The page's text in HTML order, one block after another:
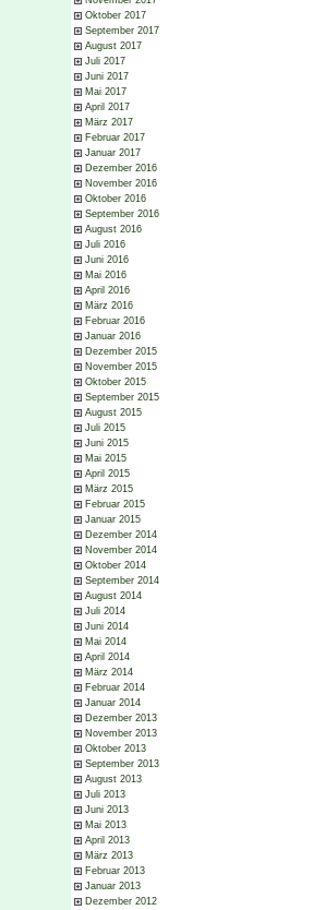
Oktober 2017
September 2017
August 2017
Juli 2017
Juni 2017
Mai 2017
April 2017
März 2017
Februar 2017
Januar 2017
Dezember 2016
November 2016
Oktober 2016
September 2016
August 2016
Juli 2016
Juni 2016
Mai 2016
April 2016
März 2016
Februar 2016
Januar 2016
Dezember 2015
November 2015
Oktober 2015
September 2015
August 2015
Juli 2015
Juni 2015
Mai 2015
April 2015
März 2015
Februar 2015
Januar 2015
Dezember 2014
November 2014
Oktober 2014
September 2014
August 2014
Juli 2014
Juni 2014
Mai 2014
April 2014
März 2014
Februar 2014
Januar 2014
Dezember 2013
November 2013
Oktober 2013
September 2013
August 2013
Juli 2013
Juni 2013
Mai 2013
April 2013
März 2013
Februar 2013
Januar 2013
Dezember 2012